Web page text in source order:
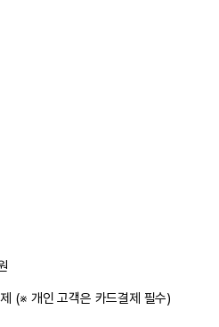
(※ 개인 고객은 카드결제 필수)